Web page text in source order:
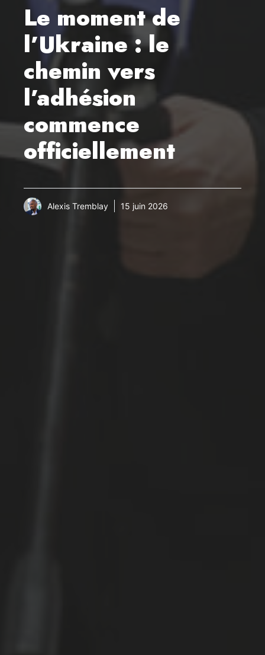
Le moment de
l’Ukraine : le
chemin vers
l’adhésion
commence
officiellement
Alexis Tremblay 15 juin 2026